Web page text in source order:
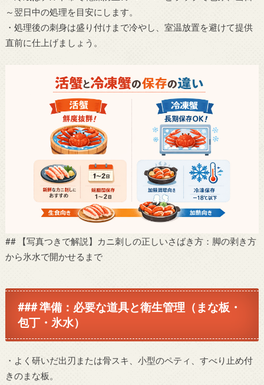
～翌日中の処理を目安にします。
・処理後の刺身は盛り付けまで冷やし、室温放置を避けて提供
直前に仕上げましょう。
## 【写真つきで解説】カニ刺しの正しいさばき方：脚の剥き方
から氷水で開かせるまで
### 準備：必要な道具と衛生管理（まな板・
包丁・氷水）
・よく研いだ出刃または骨スキ、小型のペティ、すべり止め付
きのまな板。